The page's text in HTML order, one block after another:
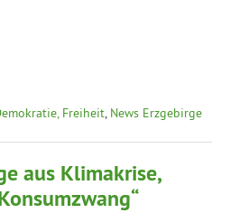
Freiheit, News Erzgebirge
aus Klimakrise,